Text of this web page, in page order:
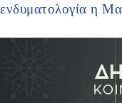
ενδυματολογία η